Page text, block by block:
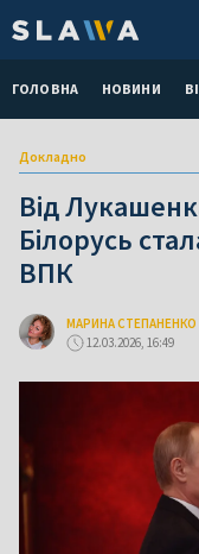
ГОЛОВНА НОВИНИ
Докладно
Від
Білорусь
ВПК
МАРИНА СТЕПАНЕНКО
12.03.2026, 16:49